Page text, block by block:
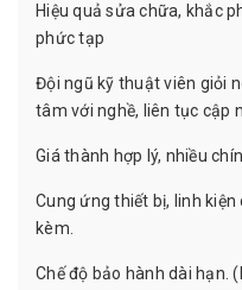
Hiệu quả sửa chữa, khắc
phức tạp
Đội ngũ kỹ thuật viên giỏi
tâm với nghề, liên tục cập
Giá thành hợp lý, nhiều
Cung ứng thiết bị, linh
kèm.
Chế độ bảo hành dài hạn.